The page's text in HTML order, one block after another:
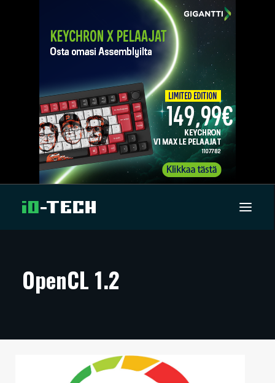
ARTIKKELIT
TECHBBS
OpenCL 1.2